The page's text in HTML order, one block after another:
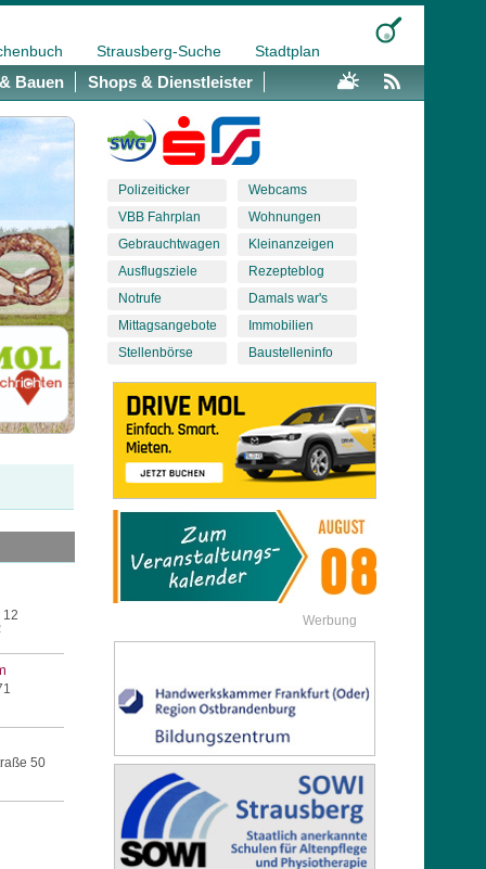
Strausberg-Suche Stadtplan
Bauen Shops & Dienstleister
Polizeiticker
VBB Fahrplan
Gebrauchtwagen
Ausflugsziele
Notrufe
Mittagsangebote
Stellenbörse
Webcams
Wohnungen
Kleinanzeigen
Rezepteblog
Damals war's
Immobilien
Baustelleninfo
50
Werbung